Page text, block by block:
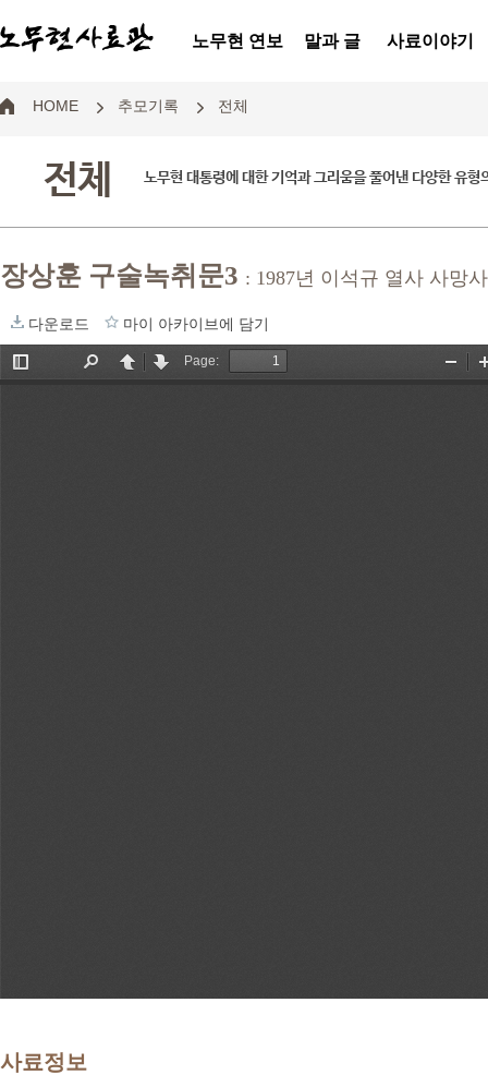
노무현 연보 말과 글 사료이야기
HOME 추모기록 전체
전체 노무현 대통령에 대한 기억과 그리움을 풀어낸 다양한 유형
장상훈 구술녹취문3 : 1987년 이석규 열사 사망
다운로드 마이 아카이브에 담기
사료정보